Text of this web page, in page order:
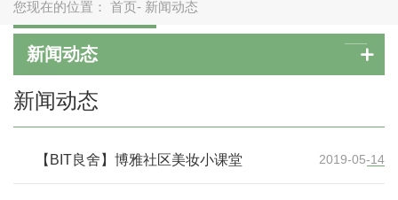
您现在的位置： 首页- 新闻动态
新闻动态
新闻动态
【BIT良舍】博雅社区美妆小课堂 2019-05-14